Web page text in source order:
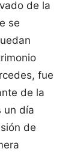
de la
se
fue
de la
un día
de